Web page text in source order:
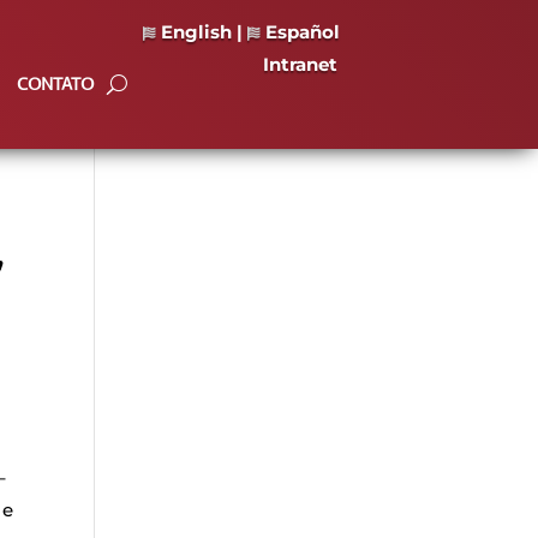
CONTATO
English|
Español
Intranet